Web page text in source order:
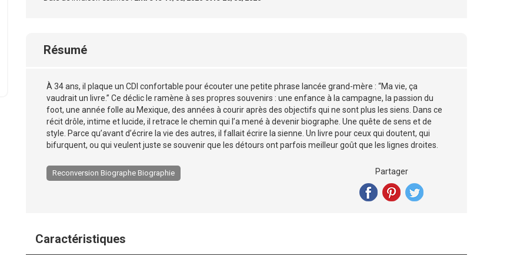
Résumé
À 34 ans, il plaque un CDI confortable pour écouter une petite phrase lancée grand-mère : “Ma vie, ça
vaudrait un livre.” Ce déclic le ramène à ses propres souvenirs : une enfance à la campagne, la passion du
foot, une année folle au Mexique, des années à courir après des objectifs qui ne sont plus les siens. Dans ce
récit drôle, intime et lucide, il retrace le chemin qui l’a mené à devenir biographe. Une quête de sens et de
style. Parce qu’avant d’écrire la vie des autres, il fallait écrire la sienne. Un livre pour ceux qui doutent, qui
bifurquent, ou qui veulent juste se souvenir que les détours ont parfois meilleur goût que les lignes droites.
Reconversion Biographe Biographie Partager
Caractéristiques